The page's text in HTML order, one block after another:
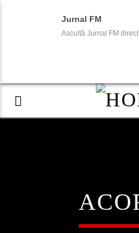
Jurnal FM
Ascultă Jurnal FM